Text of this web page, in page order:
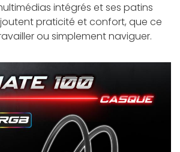
intégrés et ses patins
praticité et confort, que ce
ou simplement naviguer.